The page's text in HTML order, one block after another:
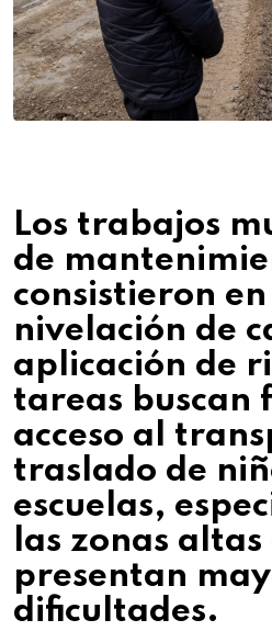
Los trabajos
de
consistieron
nivelación de
aplicación de
tareas buscan
acceso al
traslado de
escuelas,
las zonas altas
presentan
dificultades.